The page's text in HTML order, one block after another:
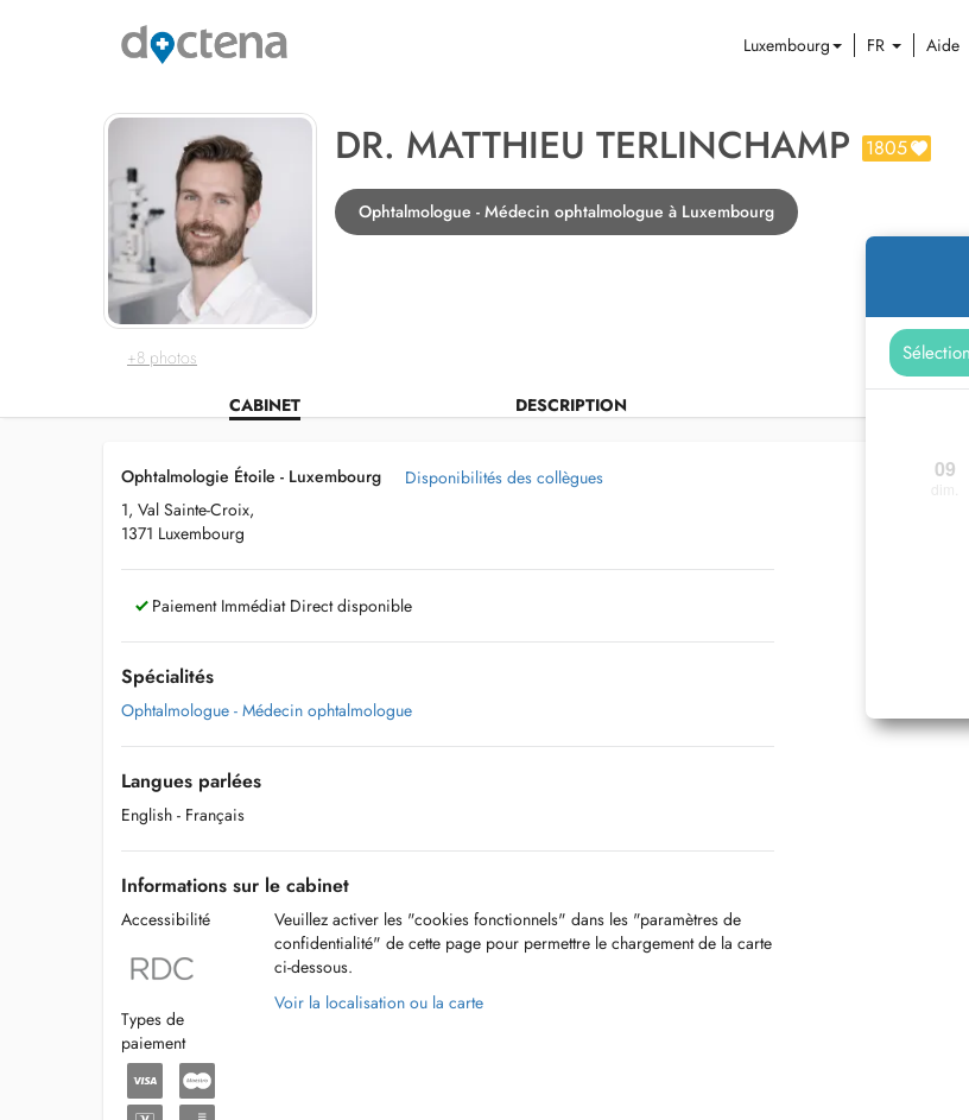
Luxembourg FR Aide
+8 photos
DR. MATTHIEU TERLINCHAMP 1805
Ophtalmologue - Médecin ophtalmologue à Luxembourg
CABINET DESCRIPTION
09
Ophtalmologie Étoile - Luxembourg
1, Val Sainte-Croix,
1371 Luxembourg
Disponibilités des collègues
Paiement Immédiat Direct disponible
Spécialités
Ophtalmologue - Médecin ophtalmologue
Langues parlées
English - Français
Informations sur le cabinet
Accessibilité
Types de
paiement
Veuillez activer les "cookies fonctionnels" dans les "paramètres de
confidentialité" de cette page pour permettre le chargement de la carte
ci-dessous.
Voir la localisation ou la carte